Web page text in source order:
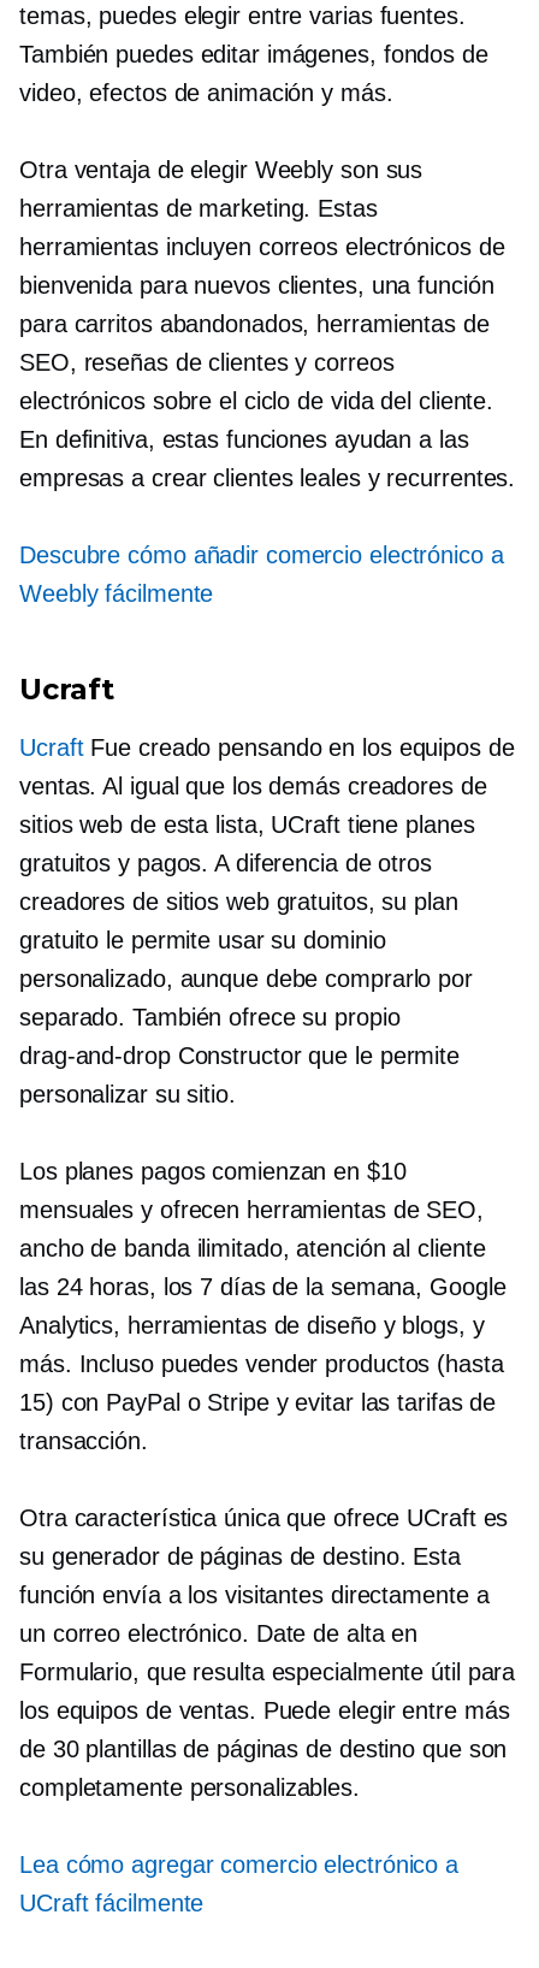
temas, puedes elegir entre varias fuentes.
También puedes editar imágenes, fondos de
video, efectos de animación y más.
Otra ventaja de elegir Weebly son sus
herramientas de marketing. Estas
herramientas incluyen correos electrónicos de
bienvenida para nuevos clientes, una función
para carritos abandonados, herramientas de
SEO, reseñas de clientes y correos
electrónicos sobre el ciclo de vida del cliente.
En definitiva, estas funciones ayudan a las
empresas a crear clientes leales y recurrentes.
Descubre cómo añadir comercio electrónico a
Weebly fácilmente
Ucraft
UcraftFue creado pensando en los equipos de
ventas. Al igual que los demás creadores de
sitios web de esta lista, UCraft tiene planes
gratuitos y pagos. A diferencia de otros
creadores de sitios web gratuitos, su plan
gratuito le permite usar su dominio
personalizado, aunque debe comprarlo por
separado. También ofrece su propio
drag-and-dropConstructor que le permite
personalizar su sitio.
Los planes pagos comienzan en $10
mensuales y ofrecen herramientas de SEO,
ancho de banda ilimitado, atención al cliente
las 24 horas, los 7 días de la semana, Google
Analytics, herramientas de diseño y blogs, y
más. Incluso puedes vender productos (hasta
15) con PayPal o Stripe y evitar las tarifas de
transacción.
Otra característica única que ofrece UCraft es
su generador de páginas de destino. Esta
función envía a los visitantes directamente a
un correo electrónico. Date de alta en
Formulario, que resulta especialmente útil para
los equipos de ventas. Puede elegir entre más
de 30 plantillas de páginas de destino que son
completamente personalizables.
Lea cómo agregar comercio electrónico a
UCraft fácilmente